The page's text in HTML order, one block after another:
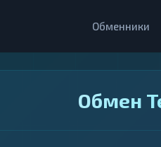
Обменники
Обмен